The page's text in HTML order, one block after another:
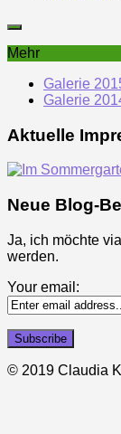
Mehr
Galerie
Galerie
Aktuelle
Neue Blog-
Ja, ich möchte
werden.
Your email:
© 2019 Claudia